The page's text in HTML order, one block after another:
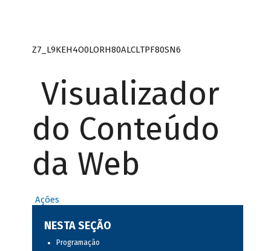
Z7_L9KEH4O0LORH80ALCLTPF80SN6
Visualizador
do Conteúdo
da Web
Ações
NESTA SEÇÃO
Programação